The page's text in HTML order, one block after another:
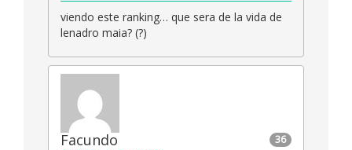
viendo este ranking… que sera de la vida de
lenadro maia? (?)
36
Facundo